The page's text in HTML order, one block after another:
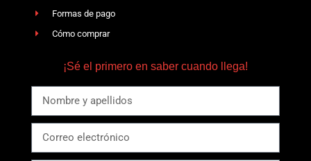
Formas de pago
Cómo comprar
¡Sé el primero en saber cuando llega!